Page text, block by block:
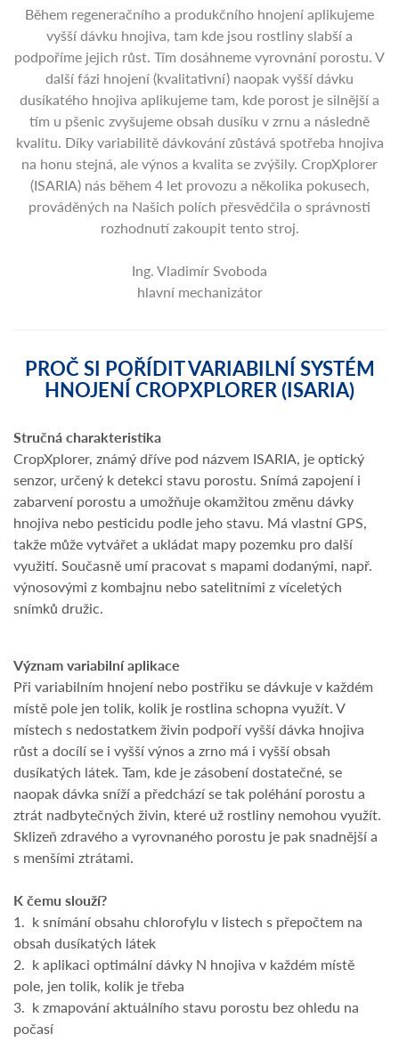
Během regeneračního a produkčního hnojení aplikujeme
vyšší dávku hnojiva, tam kde jsou rostliny slabší a
podpoříme jejich růst. Tím dosáhneme vyrovnání porostu. V
další fázi hnojení (kvalitativní) naopak vyšší dávku
dusíkatého hnojiva aplikujeme tam, kde porost je silnější a
tím u pšenic zvyšujeme obsah dusíku v zrnu a následně
kvalitu. Díky variabilitě dávkování zůstává spotřeba hnojiva
na honu stejná, ale výnos a kvalita se zvýšily. CropXplorer
(ISARIA) nás během 4 let provozu a několika pokusech,
prováděných na Našich polích přesvědčila o správnosti
rozhodnutí zakoupit tento stroj.
Ing. Vladimír Svoboda
hlavní mechanizátor
PROČ SI POŘÍDIT VARIABILNÍ SYSTÉM
HNOJENÍ CROPXPLORER (ISARIA)
Stručná charakteristika
CropXplorer, známý dříve pod názvem ISARIA, je optický
senzor, určený k detekci stavu porostu. Snímá zapojení i
zabarvení porostu a umožňuje okamžitou změnu dávky
hnojiva nebo pesticidu podle jeho stavu. Má vlastní GPS,
takže může vytvářet a ukládat mapy pozemku pro další
využití. Současně umí pracovat s mapami dodanými, např.
výnosovými z kombajnu nebo satelitními z víceletých
snímků družic.
Význam variabilní aplikace
Při variabilním hnojení nebo postřiku se dávkuje v každém
místě pole jen tolik, kolik je rostlina schopna využít. V
místech s nedostatkem živin podpoří vyšší dávka hnojiva
růst a docílí se i vyšší výnos a zrno má i vyšší obsah
dusíkatých látek. Tam, kde je zásobení dostatečné, se
naopak dávka sníží a předchází se tak poléhání porostu a
ztrát nadbytečných živin, které už rostliny nemohou využít.
Sklizeň zdravého a vyrovnaného porostu je pak snadnější a
s menšími ztrátami.
K čemu slouží?
1. k snímání obsahu chlorofylu v listech s přepočtem na
obsah dusíkatých látek
2. k aplikaci optimální dávky N hnojiva v každém místě
pole, jen tolik, kolik je třeba
3. k zmapování aktuálního stavu porostu bez ohledu na
počasí